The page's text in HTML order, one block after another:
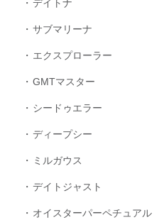
デイトナ
サブマリーナ
エクスプローラー
GMTマスター
シードゥエラー
ディープシー
ミルガウス
デイトジャスト
オイスターパーペチュアル